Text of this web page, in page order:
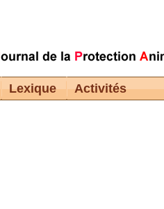
Lexique Activités